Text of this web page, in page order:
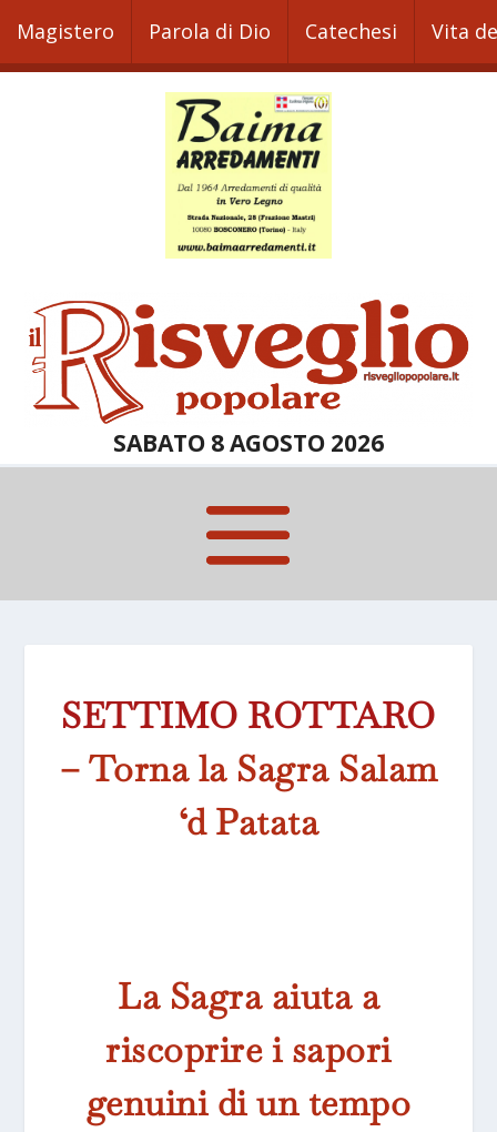
Magistero Parola di Dio Catechesi Vita
SABATO 8 AGOSTO 2026
SETTIMO ROTTARO
– Torna la Sagra Salam
‘d Patata
La Sagra aiuta a
riscoprire i sapori
genuini di un tempo